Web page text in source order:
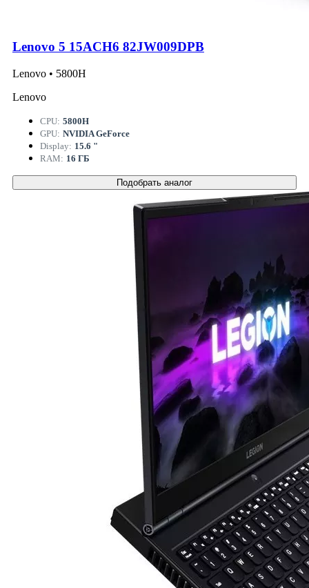
Lenovo 5 15ACH6 82JW009DPB
Lenovo • 5800H
Lenovo
CPU: 5800H
GPU: NVIDIA GeForce
Display: 15.6 "
RAM: 16 ГБ
Подобрать аналог